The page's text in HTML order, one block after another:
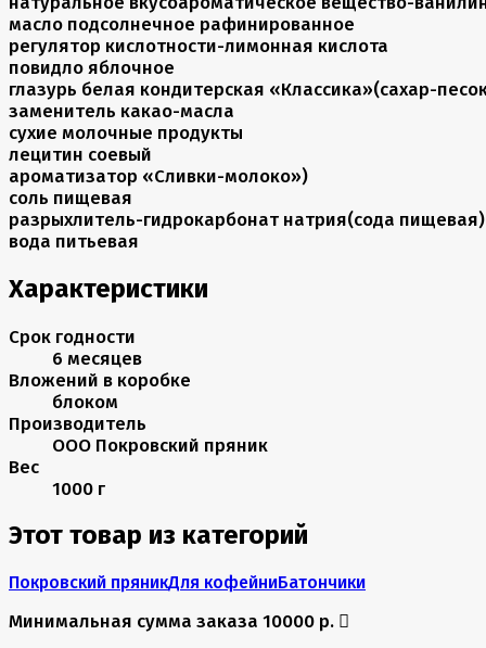
масло подсолнечное рафинированное
регулятор кислотности-лимонная кислота
повидло яблочное
глазурь белая кондитерская «Классика»(сахар-
заменитель какао-масла
сухие молочные продукты
лецитин соевый
ароматизатор «Сливки-молоко»)
соль пищевая
разрыхлитель-гидрокарбонат натрия(сода пищевая)
вода питьевая
Характеристики
Срок годности
6 месяцев
Вложений в коробке
блоком
Производитель
ООО Покровский пряник
Вес
1000 г
Этот товар из категорий
Покровский пряникДля кофейниБатончики
Минимальная сумма заказа 10000 р.